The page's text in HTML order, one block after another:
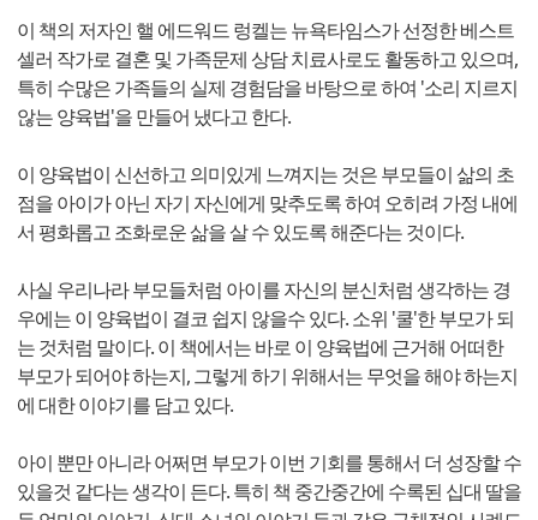
이 책의 저자인 핼 에드워드 렁켈는 뉴욕타임스가 선정한 베스트
셀러 작가로 결혼 및 가족문제 상담 치료사로도 활동하고 있으며,
특히 수많은 가족들의 실제 경험담을 바탕으로 하여 '소리 지르지
않는 양육법'을 만들어 냈다고 한다.
이 양육법이 신선하고 의미있게 느껴지는 것은 부모들이 삶의 초
점을 아이가 아닌 자기 자신에게 맞추도록 하여 오히려 가정 내에
서 평화롭고 조화로운 삶을 살 수 있도록 해준다는 것이다.
사실 우리나라 부모들처럼 아이를 자신의 분신처럼 생각하는 경
우에는 이 양육법이 결코 쉽지 않을수 있다. 소위 '쿨'한 부모가 되
는 것처럼 말이다. 이 책에서는 바로 이 양육법에 근거해 어떠한
부모가 되어야 하는지, 그렇게 하기 위해서는 무엇을 해야 하는지
에 대한 이야기를 담고 있다.
아이 뿐만 아니라 어쩌면 부모가 이번 기회를 통해서 더 성장할 수
있을것 같다는 생각이 든다. 특히 책 중간중간에 수록된 십대 딸을